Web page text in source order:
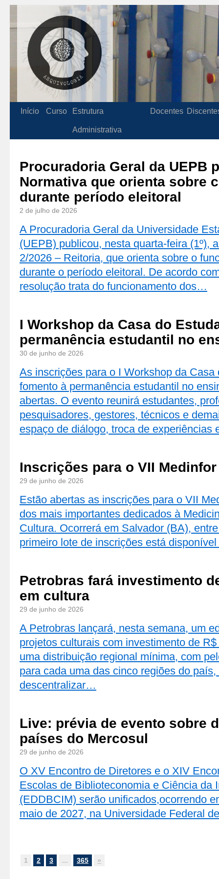
Início Curso Estrutura
Administrativa
Docentes
Procuradoria Geral da UEPB
Normativa que orienta sobre
durante período eleitoral
2 de julho de 2026
A Procuradoria Geral da Universidade
(UEPB) publicou, nesta quarta-feira (1º),
2/2026 – Reitoria, que orienta sobre o
durante o período eleitoral. De acordo
resolução trata do funcionamento dos…
I Workshop da Casa do
permanência estudantil no
30 de junho de 2026
As inscrições para o I Workshop da Casa
fomento à permanência estudantil no
abertas. O evento reunirá estudantes,
pesquisadores, gestores, técnicos e
espaço de diálogo, troca de
Inscrições para o VII Medinfor
29 de junho de 2026
Estão abertas as inscrições para o VII
dos mais importantes dedicados à
Cultura. Ocorrerá em Salvador (BA),
primeiro lote de inscrições está
Petrobras fará investimento
em cultura
29 de junho de 2026
A Petrobras lançará, nesta semana, um
projetos culturais com investimento de
uma distribuição regional mínima, com
para cada uma das cinco regiões do
descentralizar…
Live: prévia de evento sobre
países do Mercosul
29 de junho de 2026
O XV Encontro de Diretores e o XIV
Escolas de Biblioteconomia e Ciência da
(EDDBCIM) serão unificados,ocorrendo
maio de 2027, na Universidade Federal
1 2 3 ... 365 »